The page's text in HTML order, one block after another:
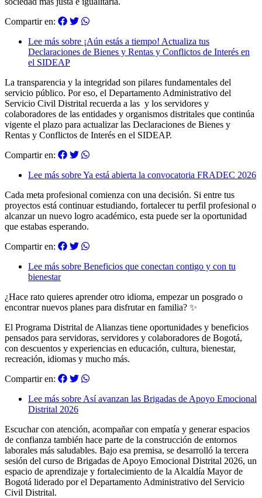
Compartir en:
Lee más sobre ¡Aún estás a tiempo! Actualiza tus
Declaraciones de Bienes y Rentas y Conflictos de Interés en
el SIDEAP
La transparencia y la integridad son pilares fundamentales del
servicio público. Por eso, el Departamento Administrativo del
Servicio Civil Distrital recuerda a las y los servidores y
colaboradores de las entidades y organismos distritales que continúa
vigente el plazo para actualizar las Declaraciones de Bienes y
Rentas y Conflictos de Interés en el SIDEAP.
Compartir en:
Lee más sobre Ya está abierta la convocatoria FRADEC 2026
Cada meta profesional comienza con una decisión. Si entre tus
proyectos está continuar estudiando, fortalecer tu perfil profesional o
alcanzar un nuevo logro académico, esta puede ser la oportunidad
que estabas esperando.
Compartir en:
Lee más sobre Beneficios que conectan contigo y con tu
bienestar
¿Hace rato quieres aprender otro idioma, empezar un posgrado o
encontrar nuevos planes para disfrutar en familia? ✨
El Programa Distrital de Alianzas tiene oportunidades y beneficios
pensados para servidoras, servidores y colaboradores de Bogotá,
con descuentos y experiencias en educación, cultura, bienestar,
recreación, idiomas y mucho más.
Compartir en:
Lee más sobre Así avanzan las Brigadas de Apoyo Emocional
Distrital 2026
Escuchar con atención, acompañar con empatía y generar espacios
de confianza también hace parte de la construcción de entornos
laborales más saludables. Bajo esa premisa, se desarrolló la tercera
sesión del curso de Brigadas de Apoyo Emocional Distrital 2026, un
espacio de aprendizaje y fortalecimiento de la Alcaldía Mayor de
Bogotá liderado por el Departamento Administrativo del Servicio
Civil Distrital.